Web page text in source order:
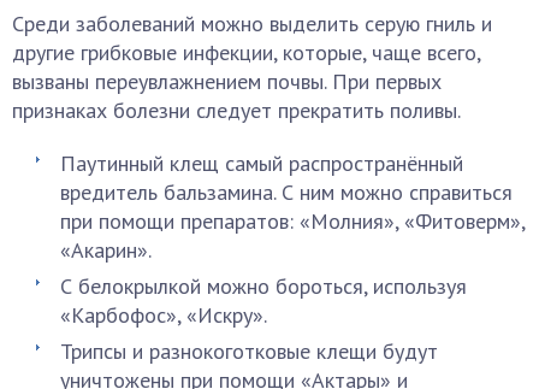
Среди заболеваний можно выделить серую гниль и
другие грибковые инфекции, которые, чаще всего,
вызваны переувлажнением почвы. При первых
признаках болезни следует прекратить поливы.
Паутинный клещ самый распространённый
вредитель бальзамина. С ним можно справиться
при помощи препаратов: «Молния», «Фитоверм»,
«Акарин».
С белокрылкой можно бороться, используя
«Карбофос», «Искру».
Трипсы и разнокоготковые клещи будут
уничтожены при помощи «Актары» и